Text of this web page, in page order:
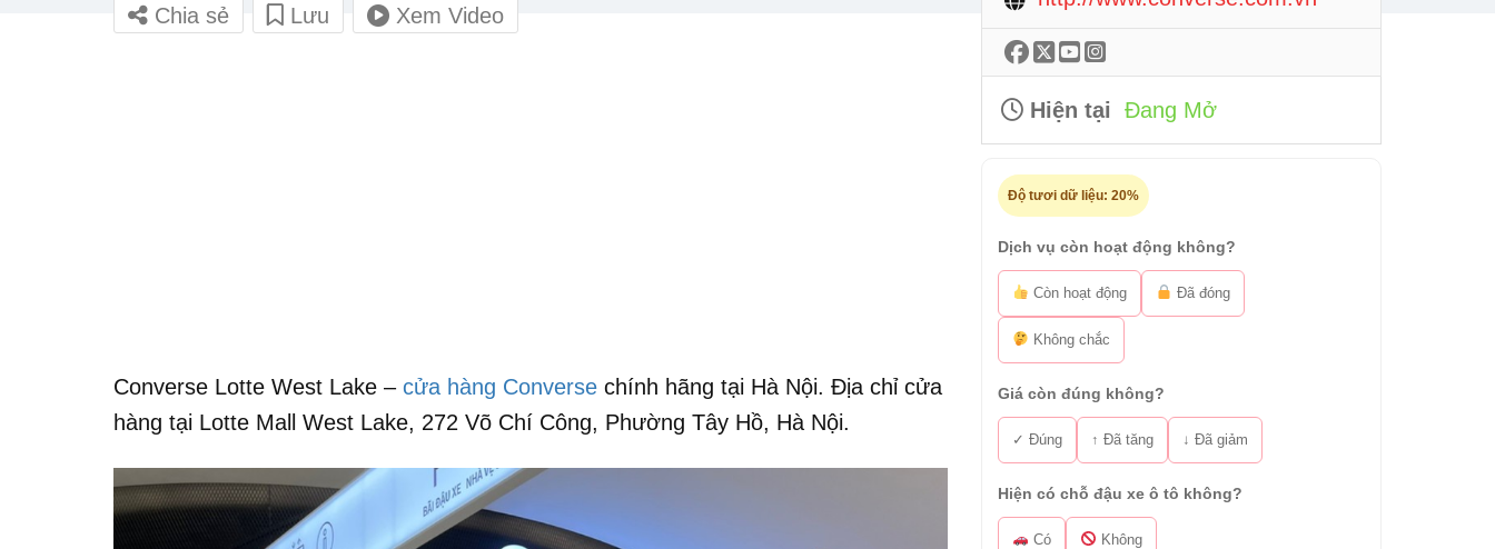
Chia sẻ Lưu Xem Video
Converse Lotte West Lake – cửa hàng Converse chính hãng tại Hà Nội. Địa chỉ cửa
hàng tại Lotte Mall West Lake, 272 Võ Chí Công, Phường Tây Hồ, Hà Nội.
Hiện tại Đang Mở
Độ tươi dữ liệu: 20%
Dịch vụ còn hoạt động không?
Còn hoạt động Đã đóng
Không chắc
Giá còn đúng không?
✓ Đúng ↑ Đã tăng ↓ Đã giảm
Hiện có chỗ đậu xe ô tô không?
Có Không